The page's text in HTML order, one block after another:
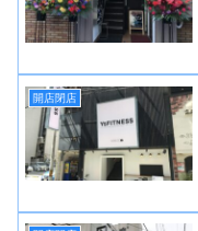
開店閉店